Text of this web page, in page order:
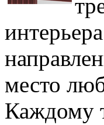
место
Каждому